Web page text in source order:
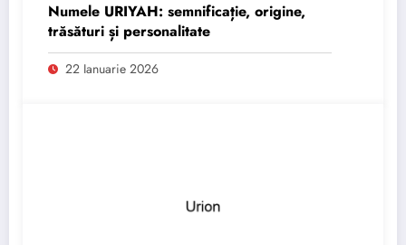
Numele URIYAH: semnificație, origine,
trăsături și personalitate
22 Ianuarie 2026